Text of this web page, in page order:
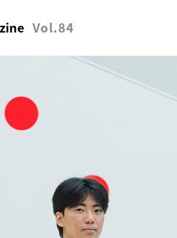
Vol.84